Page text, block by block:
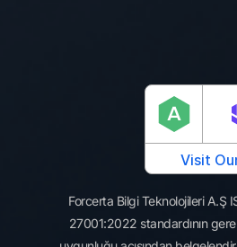
Forcerta Bilgi Teknolojileri A.Ş
27001:2022 standardının